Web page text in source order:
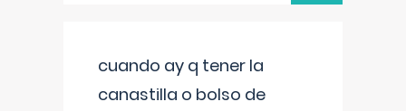
cuando ay q tener la
canastilla o bolso de